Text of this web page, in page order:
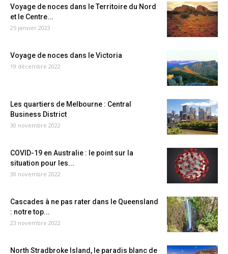
Voyage de noces dans le Territoire du Nord
et le Centre...
25 janvier 2023
Voyage de noces dans le Victoria
19 décembre 2022
Les quartiers de Melbourne : Central
Business District
30 novembre 2022
COVID-19 en Australie : le point sur la
situation pour les...
30 novembre 2022
Cascades à ne pas rater dans le Queensland
: notre top...
23 novembre 2022
North Stradbroke Island, le paradis blanc de